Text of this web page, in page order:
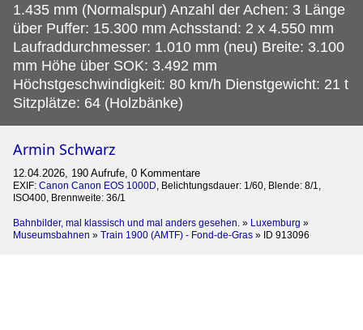
1.435 mm (Normalspur) Anzahl der Achen: 3 Länge
über Puffer: 15.300 mm Achsstand: 2 x 4.550 mm
Laufraddurchmesser: 1.010 mm (neu) Breite: 3.100
mm Höhe über SOK: 3.492 mm
Höchstgeschwindigkeit: 80 km/h Dienstgewicht: 21 t
Sitzplätze: 64 (Holzbänke)
Armin Schwarz
12.04.2026, 190 Aufrufe, 0 Kommentare
EXIF: Canon Canon EOS 1000D, Belichtungsdauer: 1/60, Blende: 8/1,
ISO400, Brennweite: 36/1
Bahnbilder, mal klassisch und mal anders gesehen. » Luxemburg »
Museumsbahnen » Train 1900 (AMTF) - Fond-de-Gras » ID 913096